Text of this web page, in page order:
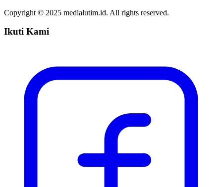
Copyright © 2025 medialutim.id. All rights reserved.
Ikuti Kami